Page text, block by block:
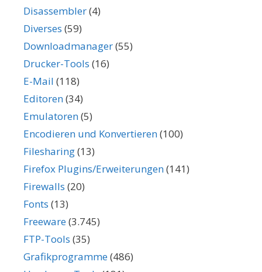
Disassembler(4)
Diverses (59)
Downloadmanager(55)
Drucker-Tools (16)
E-Mail (118)
Editoren(34)
Emulatoren(5)
Encodieren und Konvertieren(100)
Filesharing(13)
Firefox Plugins/Erweiterungen(141)
Firewalls (20)
Fonts (13)
Freeware(3.745)
FTP-Tools (35)
Grafikprogramme(486)